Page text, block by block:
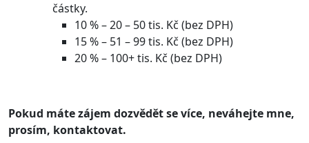
částky.
10 % – 20 – 50 tis. Kč (bez DPH)
15 % – 51 – 99 tis. Kč (bez DPH)
20 % – 100+ tis. Kč (bez DPH)
Pokud máte zájem dozvědět se více, neváhejte mne,
prosím, kontaktovat.